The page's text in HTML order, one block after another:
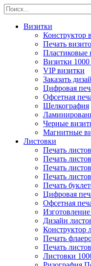
Визитки
Конструктор
Печать
Пластиковые
Визитки 1000
VIP визитки
Заказать
Цифровая
Офсетная
Шелкография
Черные
Магнитные
Листовки
Печать
Печать
Печать
Печать
Печать
Цифровая
Офсетная
Дизайн
Конструктор
Печать
Печать
Листовки